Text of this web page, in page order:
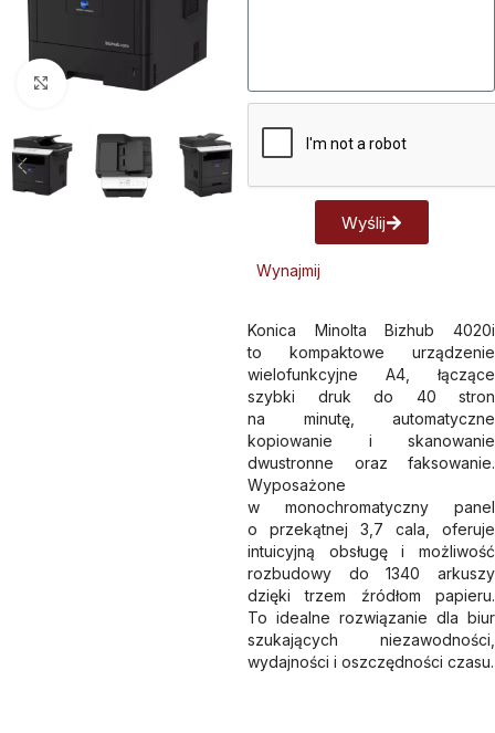
Kliknij aby powiększyć
Wynajmij
Wyślij
Konica Minolta Bizhub 4020i
to kompaktowe urządzenie
wielofunkcyjne A4, łączące
szybki druk do 40 stron
na minutę, automatyczne
kopiowanie i skanowanie
dwustronne oraz faksowanie.
Wyposażone
w monochromatyczny panel
o przekątnej 3,7 cala, oferuje
intuicyjną obsługę i możliwość
rozbudowy do 1340 arkuszy
dzięki trzem źródłom papieru.
To idealne rozwiązanie dla biur
szukających niezawodności,
wydajności i oszczędności czasu.